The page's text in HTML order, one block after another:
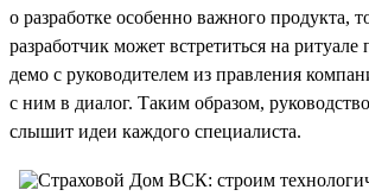
о разработке особенно важного продукта,
разработчик может встретиться на
демо с руководителем из правления
с ним в диалог. Таким образом,
слышит идеи каждого специалиста.